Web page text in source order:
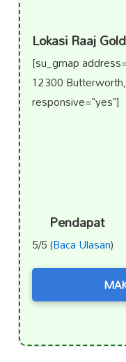
Lokasi Raaj
[su_gmap
12300
responsive="yes"]
Pendapat
5/5 (Baca Ulasan)